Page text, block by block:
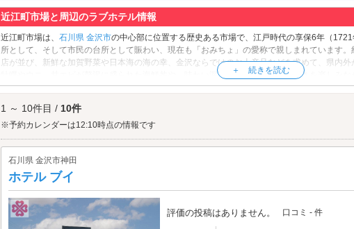
近江町市場と周辺のラブホテル情報
近江町市場は、 石川県 金沢市の中心部に位置する歴史ある市場で、江戸時代の享保6年（
所として、そして市民の台所として賑わい、現在も「おみちょ」の愛称で親しまれています
店が並び、新鮮な加賀野菜や日本海の海の幸、金沢ならではのお土産品などを求めて、県内外
牡蠣やウニ、甘エビが贅沢に盛られた海鮮丼や、味わい深い金沢おでん。食べ歩きを楽しみ
るのも素敵です。また、市場内の回転寿司はネタの鮮度が抜群で、恋人とカウンター越しに
近江町市場へは、片町・香林坊・神田エリアのラブホテル
1 ～ 10件目 / 10件
※予約カレンダーは12:10時点の情報です
石川県 金沢市神田
ホテル ブイ
評価の投稿はありません。 口コミ - 件